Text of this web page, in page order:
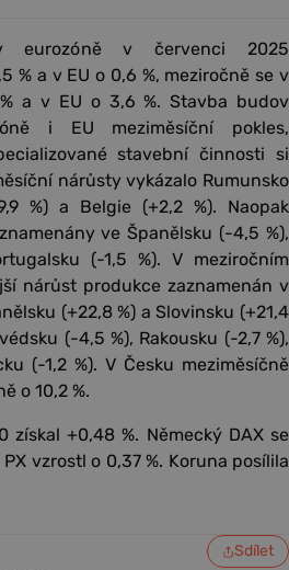
eurozóně v červenci 2025
% a v EU o 0,6 %, meziročně se v
a v EU o 3,6 %. Stavba budov
i EU meziměsíční pokles,
stavební činnosti si
nárůsty vykázalo Rumunsko
%) a Belgie (+2,2 %). Naopak
ve Španělsku (-4,5 %),
(-1,5 %). V meziročním
nárůst produkce zaznamenán v
(+22,8 %) a Slovinsku (+21,4
(-4,5 %), Rakousku (-2,7 %),
(-1,2 %). V Česku meziměsíčně
o 10,2 %.
získal +0,48 %. Německý DAX se
vzrostl o 0,37 %. Koruna posílila
Sdílet